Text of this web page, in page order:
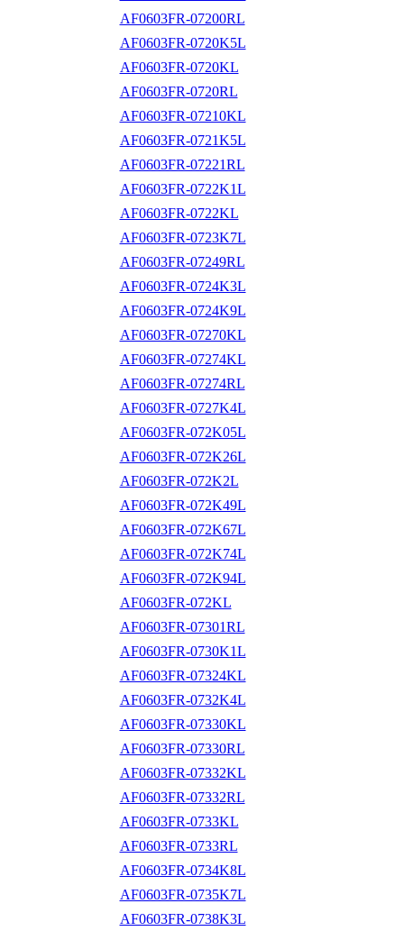
AF0603FR-07200RL
AF0603FR-0720K5L
AF0603FR-0720KL
AF0603FR-0720RL
AF0603FR-07210KL
AF0603FR-0721K5L
AF0603FR-07221RL
AF0603FR-0722K1L
AF0603FR-0722KL
AF0603FR-0723K7L
AF0603FR-07249RL
AF0603FR-0724K3L
AF0603FR-0724K9L
AF0603FR-07270KL
AF0603FR-07274KL
AF0603FR-07274RL
AF0603FR-0727K4L
AF0603FR-072K05L
AF0603FR-072K26L
AF0603FR-072K2L
AF0603FR-072K49L
AF0603FR-072K67L
AF0603FR-072K74L
AF0603FR-072K94L
AF0603FR-072KL
AF0603FR-07301RL
AF0603FR-0730K1L
AF0603FR-07324KL
AF0603FR-0732K4L
AF0603FR-07330KL
AF0603FR-07330RL
AF0603FR-07332KL
AF0603FR-07332RL
AF0603FR-0733KL
AF0603FR-0733RL
AF0603FR-0734K8L
AF0603FR-0735K7L
AF0603FR-0738K3L